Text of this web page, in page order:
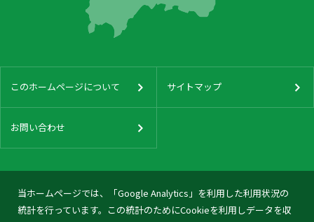
当ホームページでは、「Google Analytics」を利用した利用状況の
統計を行っています。この統計のためにCookieを利用しデータを収
このホームページについて サイトマップ
お問い合わせ